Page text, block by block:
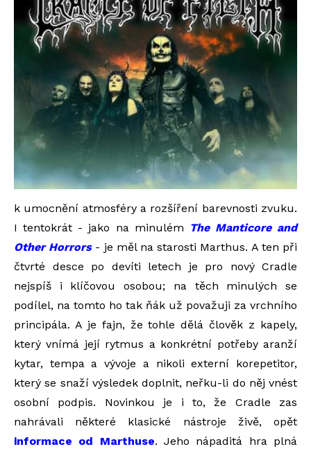
k umocnění atmosféry a rozšíření barevnosti zvuku.
I tentokrát - jako na minulém The Manticore and
Other Horrors- je měl na starosti Marthus. A ten při
čtvrté desce po devíti letech je pro nový Cradle
nejspíš i klíčovou osobou; na těch minulých se
podílel, na tomto ho tak ňák už považuji za vrchního
principála. A je fajn, že tohle dělá člověk z kapely,
který vnímá její rytmus a konkrétní potřeby aranží
kytar, tempa a vývoje a nikoli externí korepetitor,
který se snaží výsledek doplnit, neřku-li do něj vnést
osobní podpis. Novinkou je i to, že Cradle zas
nahrávali některé klasické nástroje živě, opět
informace od Marthuse. Jeho nápaditá hra plná